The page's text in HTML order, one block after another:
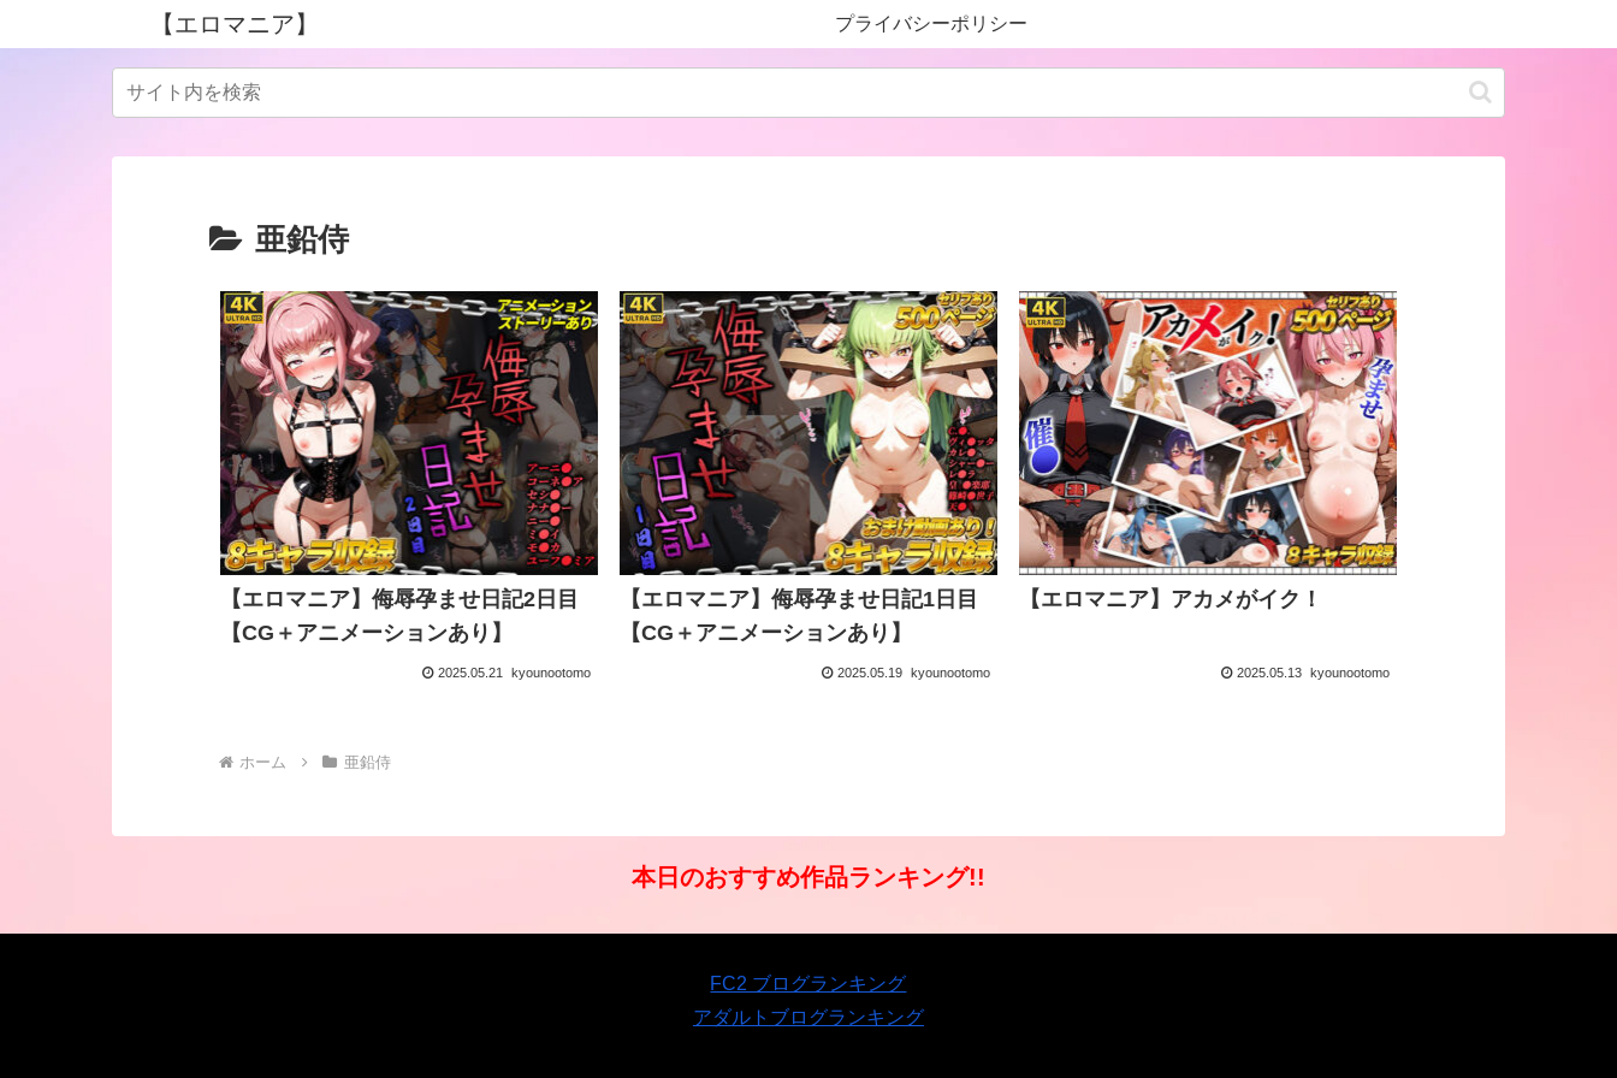
【エロマニア】 プライバシーポリシー
亜鉛侍
【エロマニア】侮辱孕ませ日記2日目
【CG＋アニメーションあり】
2025.05.21 kyounootomo
【エロマニア】侮辱孕ませ日記1日目
【CG＋アニメーションあり】
2025.05.19 kyounootomo
【エロマニア】アカメがイク！
2025.05.13 kyounootomo
ホーム 亜鉛侍
本日のおすすめ作品ランキング!!
FC2 ブログランキング
アダルトブログランキング